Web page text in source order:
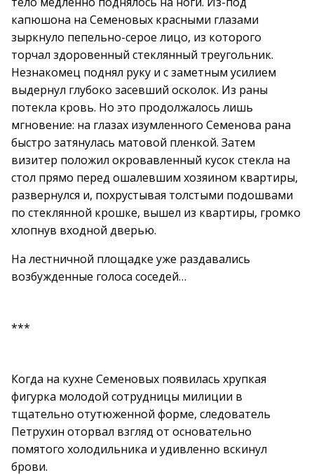
капюшона на Семеновых красными глазами
зыркнуло пепельно-серое лицо, из которого
торчал здоровенный стеклянный треугольник.
Незнакомец поднял руку и с заметным усилием
выдернул глубоко засевший осколок. Из раны
потекла кровь. Но это продолжалось лишь
мгновение: на глазах изумленного Семенова рана
быстро затянулась матовой пленкой. Затем
визитер положил окровавленный кусок стекла на
стол прямо перед ошалевшим хозяином квартиры,
развернулся и, похрустывая толстыми подошвами
по стеклянной крошке, вышел из квартиры, громко
хлопнув входной дверью.
На лестничной площадке уже раздавались
возбужденные голоса соседей…
***
Когда на кухне Семеновых появилась хрупкая
фигурка молодой сотрудницы милиции в
тщательно отутюженной форме, следователь
Петрухин оторвал взгляд от основательно
помятого холодильника и удивленно вскинул
брови.